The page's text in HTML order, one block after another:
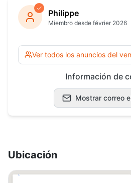
Philippe
Miembro desde février 2026
Ver todos los anuncios del
Información de
Mostrar correo
Ubicación